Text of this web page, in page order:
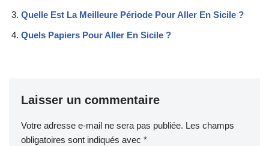
Quelle Est La Meilleure Période Pour Aller En Sicile ?
Quels Papiers Pour Aller En Sicile ?
Laisser un commentaire
Votre adresse e-mail ne sera pas publiée. Les champs
obligatoires sont indiqués avec *